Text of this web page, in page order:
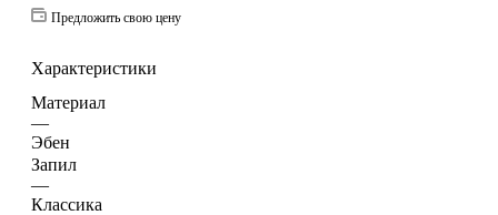
Предложить свою цену
Характеристики
Материал
—
Эбен
Запил
—
Классика